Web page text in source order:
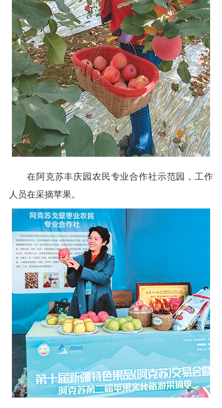
在阿克苏丰庆园农民专业合作社示范园，工作
人员在采摘苹果。